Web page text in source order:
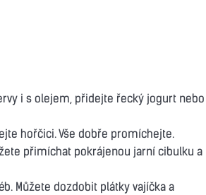
i s olejem, přidejte řecký jogurt nebo
hořčici. Vše dobře promíchejte.
přimíchat pokrájenou jarní cibulku a
Můžete dozdobit plátky vajíčka a